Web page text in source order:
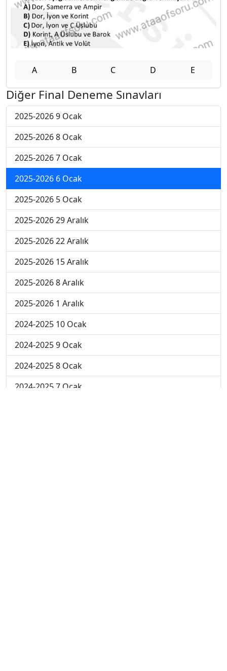
A B C D E
Diğer Final Deneme Sınavları
2025-2026 9 Ocak
2025-2026 8 Ocak
2025-2026 7 Ocak
2025-2026 6 Ocak
2025-2026 5 Ocak
2025-2026 29 Aralık
2025-2026 22 Aralık
2025-2026 15 Aralık
2025-2026 8 Aralık
2025-2026 1 Aralık
2024-2025 10 Ocak
2024-2025 9 Ocak
2024-2025 8 Ocak
2024-2025 7 Ocak